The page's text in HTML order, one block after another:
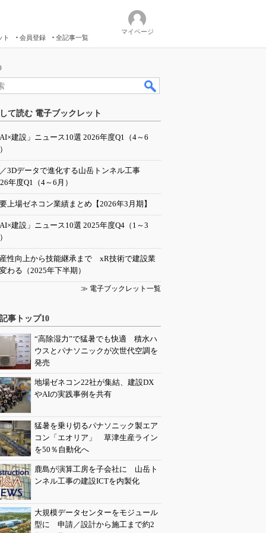
ト 会員登録 全記事一覧
マイページ
て読む 電子ブックレット
建設」ニュース10選 2026年度Q1（4～6
3Dデータで進化する山岳トンネル工事
年度Q1（4～6月）
上場ゼネコン業績まとめ【2026年3月期】
建設」ニュース10選 2025年度Q4（1～3
性向上から技能継承まで xR技術で建設業
わる（2025年下半期）
≫ 電子ブックレット一覧
事トップ10
“高除湿力”で猛暑でも快適 積水ハ
ウスとパナソニックが次世代空調を
発売
地場ゼネコン22社が集結、建設DX
やAIの実践事例を共有
猛暑を乗り切るパナソニック製エア
コン「エオリア」 草津生産ライン
を50％自動化へ
鹿島が演算工房を子会社に 山岳ト
ンネル工事の建設ICTを内製化
大規模データセンターをモジュール
型に 申請／設計から施工まで約2